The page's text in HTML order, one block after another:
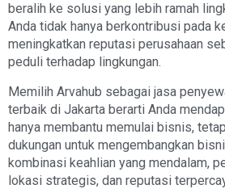
beralih ke solusi yang lebih ramah
Anda tidak hanya berkontribusi pada
meningkatkan reputasi perusahaan
peduli terhadap lingkungan.
Memilih Arvahub sebagai jasa
terbaik di Jakarta berarti Anda
hanya membantu memulai bisnis,
dukungan untuk mengembangkan
kombinasi keahlian yang mendalam,
lokasi strategis, dan reputasi